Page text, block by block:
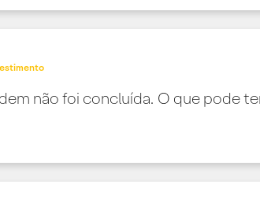
não foi concluída. O que pode